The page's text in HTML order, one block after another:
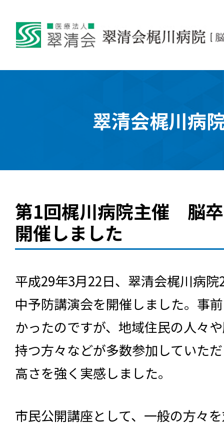
翠清会梶川病
第1回梶川病院主催 脳
開催しました
平成29年3月22日、翠清会梶川病
中予防講演会を開催しました。事
かったのですが、地域住民の人々
持つ方々などが多数参加していた
高さを強く実感しました。
市民公開講座として、一般の方々